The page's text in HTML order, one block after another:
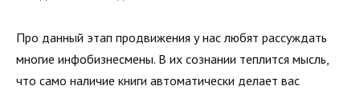
Про данный этап продвижения у нас любят рассуждать
многие инфобизнесмены. В их сознании теплится мысль,
что само на­личие книги автоматически делает вас